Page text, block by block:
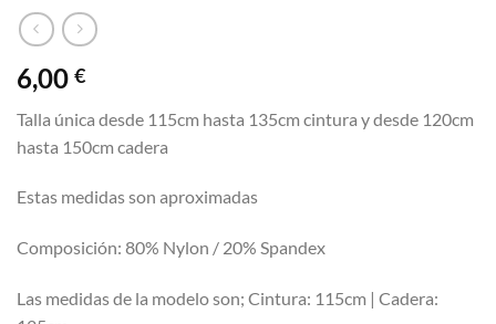
6,00 €
Talla única desde 115cm hasta 135cm cintura y desde 120cm
hasta 150cm cadera
Estas medidas son aproximadas
Composición: 80% Nylon / 20% Spandex
Las medidas de la modelo son; Cintura: 115cm | Cadera: